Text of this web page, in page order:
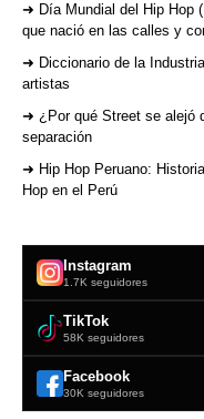
➜ Día Mundial del Hip Hop
que nació en las calles y
➜ Diccionario de la
artistas
➜ ¿Por qué Street se alejó
separación
➜ Hip Hop Peruano:
Hop en el Perú
Instagram
1.7K seguidores
TikTok
58K seguidores
Facebook
30K seguidores